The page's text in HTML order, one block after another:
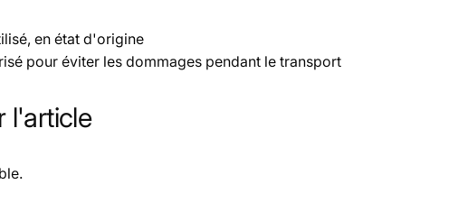
en état d'origine
pour éviter les dommages pendant le transport
l'article